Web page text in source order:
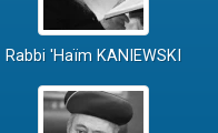
Rabbi 'Haïm KANIEWSKI